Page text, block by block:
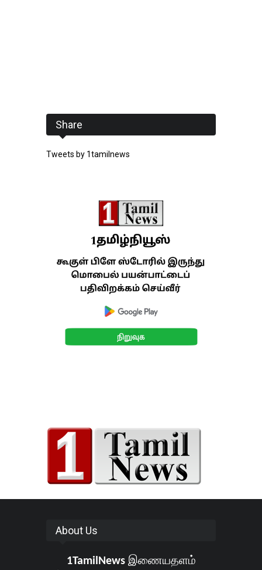
Share
Tweets by 1tamilnews
About Us
1TamilNewsஇணையதளம்